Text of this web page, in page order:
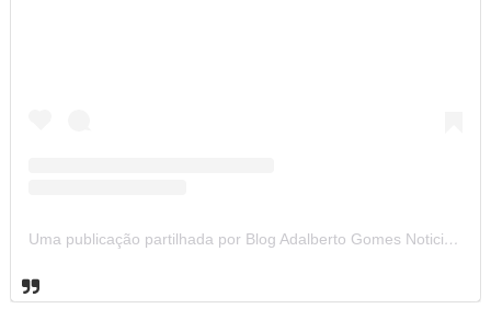
Uma publicação partilhada por Blog Adalberto Gomes Noticias (@blogadalbertogomesnoticiass)